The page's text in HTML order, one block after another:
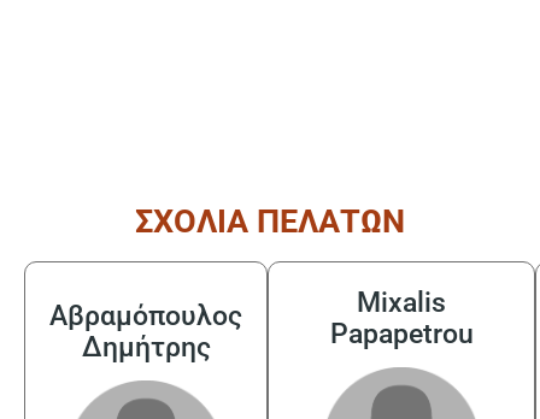
ΣΧΟΛΙΑ ΠΕΛΑΤΩΝ
Αβραμόπουλος
Δημήτρης
Mixalis
Papapetrou